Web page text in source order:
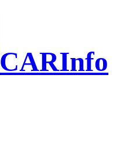
CARInfo